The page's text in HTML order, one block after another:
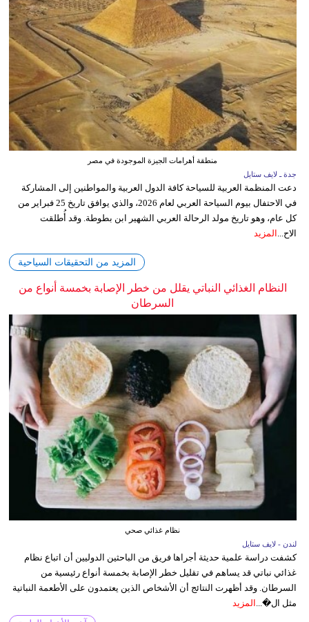
منطقة أهرامات الجيزة الموجودة في مصر
جدة ـ لايف ستايل
دعت المنظمة العربية للسياحة كافة الدول العربية والمواطنين إلى المشاركة
في الاحتفال بيوم السياحة العربي لعام 2026، والذي يوافق تاريخ 25 فبراير من
كل عام، وهو تاريخ مولد الرحالة العربي الشهير ابن بطوطة. وقد أُطلقت
الاح... المزيد
المزيد من التحقيقات السياحية
النظام الغذائي النباتي يقلل من خطر الإصابة بخمسة أنواع من
السرطان
نظام غذائي صحي
لندن - لايف ستايل
كشفت دراسة علمية حديثة أجراها فريق من الباحثين الدوليين أن اتباع نظام
غذائي نباتي قد يساهم في تقليل خطر الإصابة بخمسة أنواع رئيسية من
السرطان. وقد أظهرت النتائج أن الأشخاص الذين يعتمدون على الأطعمة النباتية
مثل ال�...
المزيد